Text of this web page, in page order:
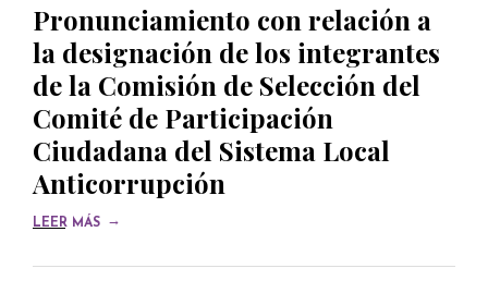
Pronunciamiento con relación a
la designación de los integrantes
de la Comisión de Selección del
Comité de Participación
Ciudadana del Sistema Local
Anticorrupción
LEER MÁS →